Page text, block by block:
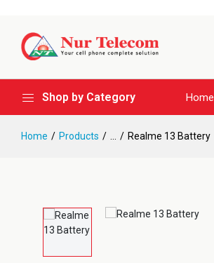
Shop by Category Home
Home Products Realme 13 Battery